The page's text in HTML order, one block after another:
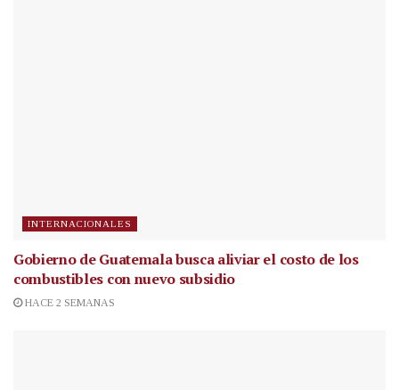
INTERNACIONALES
Gobierno de Guatemala busca aliviar el costo de los
combustibles con nuevo subsidio
HACE 2 SEMANAS